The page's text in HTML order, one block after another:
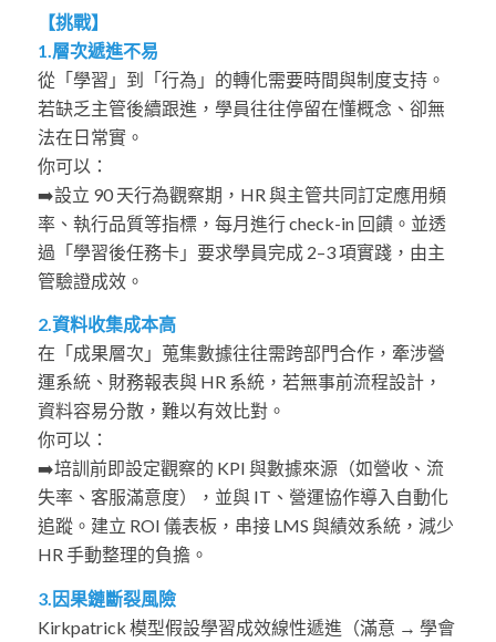
【挑戰】
1.層次遞進不易
從「學習」到「行為」的轉化需要時間與制度支持。
若缺乏主管後續跟進，學員往往停留在懂概念、卻無
法在日常實。
你可以：
➡️設立 90 天行為觀察期，HR 與主管共同訂定應用頻
率、執行品質等指標，每月進行 check-in 回饋。並透
過「學習後任務卡」要求學員完成 2–3 項實踐，由主
管驗證成效。
2.資料收集成本高
在「成果層次」蒐集數據往往需跨部門合作，牽涉營
運系統、財務報表與 HR 系統，若無事前流程設計，
資料容易分散，難以有效比對。
你可以：
➡️培訓前即設定觀察的 KPI 與數據來源（如營收、流
失率、客服滿意度），並與 IT、營運協作導入自動化
追蹤。建立 ROI 儀表板，串接 LMS 與績效系統，減少
HR 手動整理的負擔。
3.因果鏈斷裂風險
Kirkpatrick 模型假設學習成效線性遞進（滿意 → 學會